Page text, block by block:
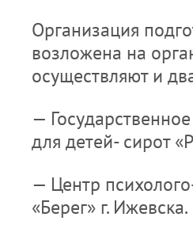
Организация
возложена на
осуществляют и
—
для детей- сирот
— Центр
«Берег» г. Ижевска.